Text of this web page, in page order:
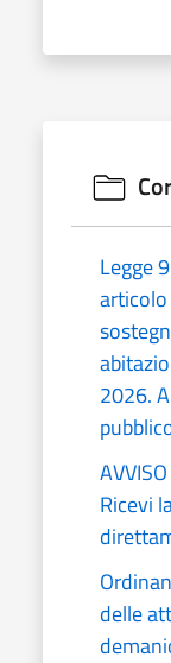
Legge
2026.
Ricevi
delle